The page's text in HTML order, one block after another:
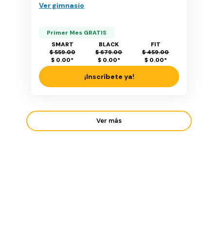
Ver gimnasio
Primer Mes GRATIS
SMART
$ 559.00
$ 0.00*
BLACK
$ 679.00
$ 0.00*
FIT
$ 459.00
$ 0.00*
¡Inscríbete ya!
Ver más